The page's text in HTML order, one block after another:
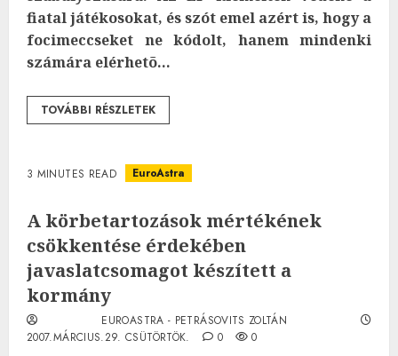
fiatal játékosokat, és szót emel azért is, hogy a
focimeccseket ne kódolt, hanem mindenki
számára elérhetõ...
TOVÁBBI RÉSZLETEK
3 MINUTES READ EuroAstra
A körbetartozások mértékének
csökkentése érdekében
javaslatcsomagot készített a
kormány
EUROASTRA - PETRÁSOVITS ZOLTÁN
2007.MÁRCIUS.29. CSÜTÖRTÖK.
0 0